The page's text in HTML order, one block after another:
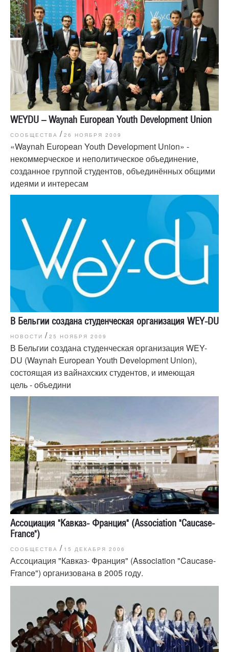
WEYDU – Waynah European Youth Development Union
СООБЩЕСТВА / 26 НОЯБРЯ 2009
«Waynah European Youth Development Union» -
некоммерческое и неполитическое объединение,
созданное группой студентов, объединённых общими
идеями и интересам
В Бельгии создана студенческая организация WEY-DU
НОВОСТИ / 25 НОЯБРЯ 2009
В Бельгии создана студенческая организация WEY-
DU (Waynah European Youth Development Union),
состоящая из вайнахских студентов, и имеющая
цель - объедини
Ассоциация "Кавказ- Франция" (Association "Caucase-
France")
СООБЩЕСТВА / 15 ДЕКАБРЯ 2006
Ассоциация "Кавказ- Франция" (Association "Caucase-
France") организована в 2005 году.